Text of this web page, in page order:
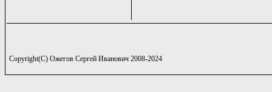
Copyright(C) Ожегов Сергей Иванович 2008-2024